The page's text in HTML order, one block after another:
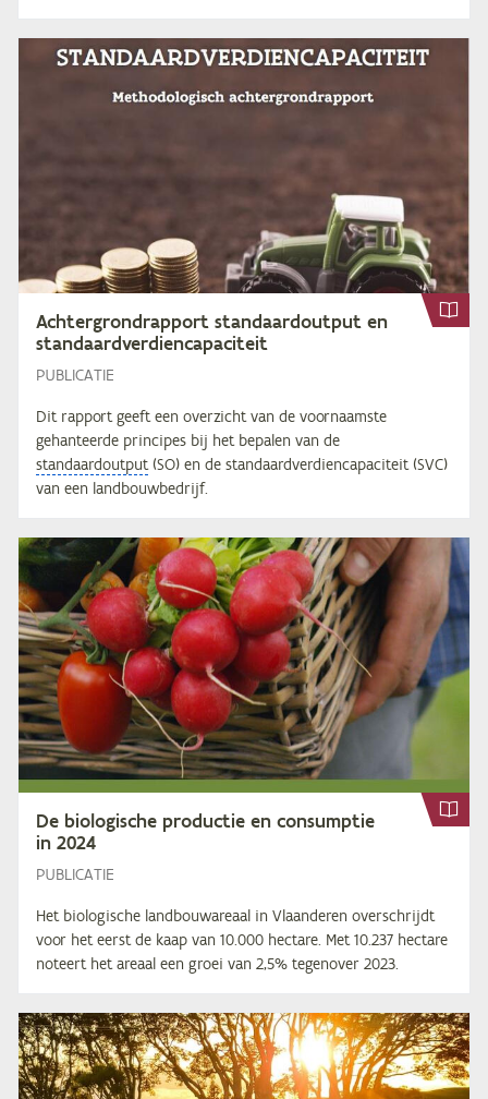
Ach­ter­grond­rap­port stan­daar­dout­put en
standaardverdiencapaciteit
PUBLICATIE
Dit rapport geeft een overzicht van de voornaamste
gehanteerde principes bij het bepalen van de
standaardoutput(SO) en de standaardverdiencapaciteit (SVC)
van een landbouwbedrijf.
De bi­o­lo­gi­sche pro­duc­tie en con­sump­tie
in 2024
PUBLICATIE
Het biologische landbouwareaal in Vlaanderen overschrijdt
voor het eerst de kaap van 10.000 hectare. Met 10.237 hectare
noteert het areaal een groei van 2,5% tegenover 2023.